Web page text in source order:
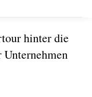
hinter die